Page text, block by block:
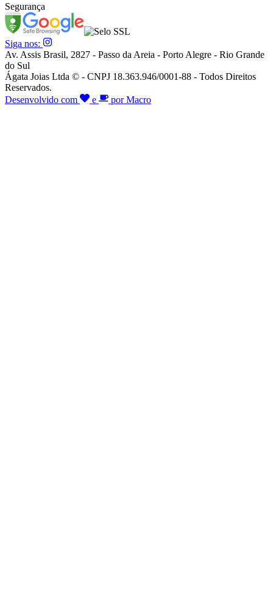
Segurança
Siga nos:
Av. Assis Brasil, 2827 - Passo da Areia - Porto Alegre - Rio Grande
do Sul
Ágata Joias Ltda © - CNPJ 18.363.946/0001-88 - Todos Direitos
Reservados.
Desenvolvido com
e por Macro